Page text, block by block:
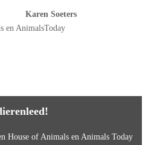
Karen Soeters
en AnimalsToday
House of Animals en Animals Today